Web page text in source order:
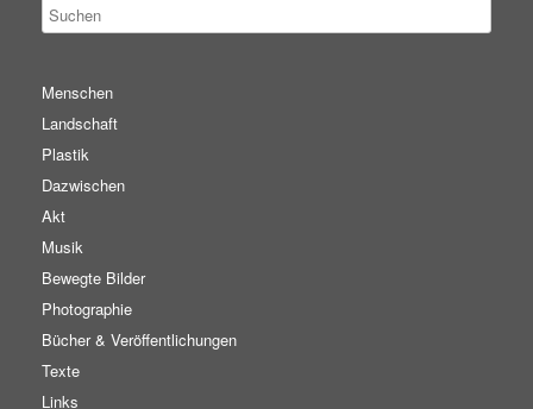
Menschen
Landschaft
Plastik
Dazwischen
Akt
Musik
Bewegte Bilder
Photographie
Bücher & Veröffentlichungen
Texte
Links